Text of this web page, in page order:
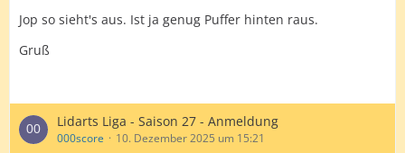
Jop so sieht's aus. Ist ja genug Puffer hinten raus.
Gruß
Lidarts Liga - Saison 27 - Anmeldung
000score 10. Dezember 2025 um 15:21